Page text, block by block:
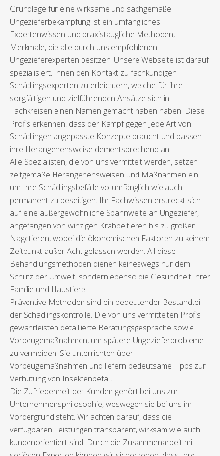
Grundlage für eine wirksame und sachgemäße
Ungezieferbekämpfung ist ein umfängliches
Expertenwissen und praxistaugliche Methoden,
Merkmale, die alle durch uns empfohlenen
Ungezieferexperten besitzen. Unsere Webseite ist darauf
spezialisiert, Ihnen den Kontakt zu fachkundigen
Schädlingsexperten zu erleichtern, welche für ihre
sorgfältigen und zielführenden Ansätze sich in
Fachkreisen einen Namen gemacht haben haben. Diese
Profis erkennen, dass der Kampf gegen Jede Art von
Schädlingen angepasste Konzepte braucht und passen
ihre Herangehensweise dementsprechend an.
Alle Spezialisten, die von uns vermittelt werden, setzen
zeitgemäße Herangehensweisen und Maßnahmen ein,
um Ihre Schädlingsbefälle vollumfänglich wie auch
permanent zu beseitigen. Ihr Fachwissen erstreckt sich
auf eine außergewöhnliche Spannweite an Ungeziefer,
angefangen von winzigen Krabbeltieren bis zu großen
Nagetieren, wobei die ökonomischen Faktoren zu keinem
Zeitpunkt außer Acht gelassen werden. All diese
Behandlungsmethoden dienen keineswegs nur dem
Schutz der Umwelt, sondern ebenso die Gesundheit Ihrer
Familie und Haustiere.
Präventive Methoden sind ein bedeutender Bestandteil
der Schädlingskontrolle. Die von uns vermittelten Profis
gewährleisten detaillierte Beratungsgespräche sowie
Vorbeugemaßnahmen, um spätere Ungezieferprobleme
zu vermeiden. Sie unterrichten über
Vorbeugemaßnahmen und liefern bedeutsame Tipps zur
Verhütung von Insektenbefall.
Die Zufriedenheit der Kunden gehört bei uns zur
Unternehmensphilosophie, weswegen sie bei uns im
Vordergrund steht. Wir achten darauf, dass die
verfügbaren Leistungen transparent, wirksam wie auch
kundenorientiert sind. Durch die Zusammenarbeit mit